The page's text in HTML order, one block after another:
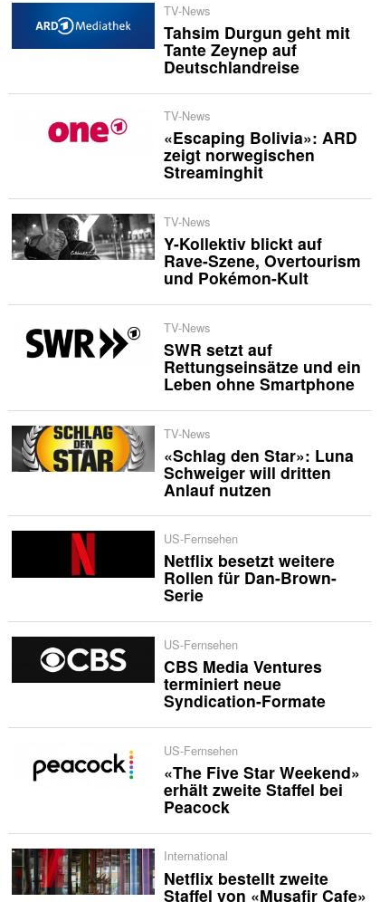
TV-News
Tahsim Durgun geht mit
Tante Zeynep auf
Deutschlandreise
TV-News
«Escaping Bolivia»: ARD
zeigt norwegischen
Streaminghit
TV-News
Y-Kollektiv blickt auf
Rave-Szene, Overtourism
und Pokémon-Kult
TV-News
SWR setzt auf
Rettungseinsätze und ein
Leben ohne Smartphone
TV-News
«Schlag den Star»: Luna
Schweiger will dritten
Anlauf nutzen
US-Fernsehen
Netflix besetzt weitere
Rollen für Dan-Brown-
Serie
US-Fernsehen
CBS Media Ventures
terminiert neue
Syndication-Formate
US-Fernsehen
«The Five Star Weekend»
erhält zweite Staffel bei
Peacock
International
Netflix bestellt zweite
Staffel von «Musafir Cafe»